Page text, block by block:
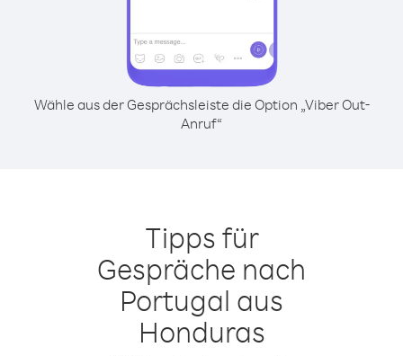
Wähle aus der Gesprächsleiste die Option „Viber Out-
Anruf“
Tipps für
Gespräche nach
Portugal aus
Honduras